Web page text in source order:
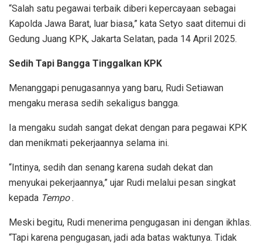
“Salah satu pegawai terbaik diberi kepercayaan sebagai
Kapolda Jawa Barat, luar biasa,” kata Setyo saat ditemui di
Gedung Juang KPK, Jakarta Selatan, pada 14 April 2025.
Sedih Tapi Bangga Tinggalkan KPK
Menanggapi penugasannya yang baru, Rudi Setiawan
mengaku merasa sedih sekaligus bangga.
Ia mengaku sudah sangat dekat dengan para pegawai KPK
dan menikmati pekerjaannya selama ini.
“Intinya, sedih dan senang karena sudah dekat dan
menyukai pekerjaannya,” ujar Rudi melalui pesan singkat
kepada Tempo.
Meski begitu, Rudi menerima pengugasan ini dengan ikhlas.
“Tapi karena pengugasan, jadi ada batas waktunya. Tidak